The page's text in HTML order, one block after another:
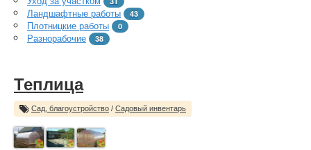
Ландшафтные работы 43
Плотницкие работы 0
Разнорабочие 38
Теплица
Сад, благоустройство / Садовый инвентарь